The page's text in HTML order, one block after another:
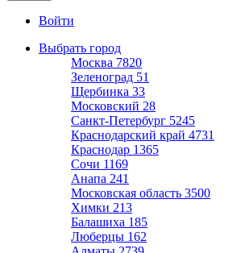
Войти
Выбрать город
Москва 7820
Зеленоград 51
Щербинка 33
Московский 28
Санкт-Петербург 5245
Краснодарский край 4731
Краснодар 1365
Сочи 1169
Анапа 241
Московская область 3500
Химки 213
Балашиха 185
Люберцы 162